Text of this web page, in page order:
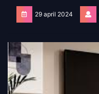
29 april 2024